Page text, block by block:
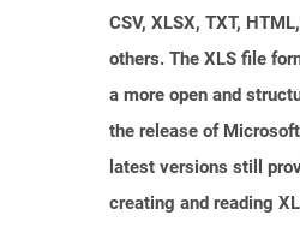
CSV, XLSX, TXT,
others. The XLS file
a more open and
the release of
latest versions still
creating and reading